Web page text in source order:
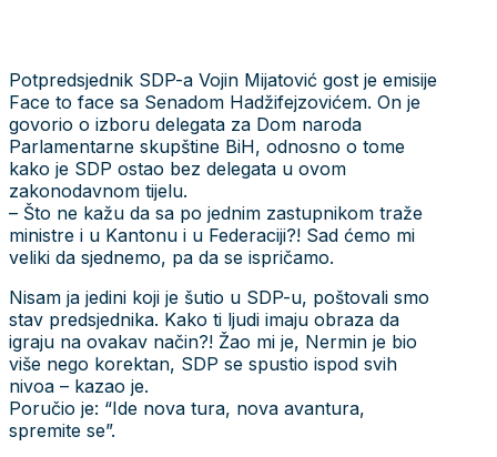
Potpredsjednik SDP-a Vojin Mijatović gost je emisije
Face to face sa Senadom Hadžifejzovićem. On je
govorio o izboru delegata za Dom naroda
Parlamentarne skupštine BiH, odnosno o tome
kako je SDP ostao bez delegata u ovom
zakonodavnom tijelu.
– Što ne kažu da sa po jednim zastupnikom traže
ministre i u Kantonu i u Federaciji?! Sad ćemo mi
veliki da sjednemo, pa da se ispričamo.
Nisam ja jedini koji je šutio u SDP-u, poštovali smo
stav predsjednika. Kako ti ljudi imaju obraza da
igraju na ovakav način?! Žao mi je, Nermin je bio
više nego korektan, SDP se spustio ispod svih
nivoa – kazao je.
Poručio je: “Ide nova tura, nova avantura,
spremite se”.